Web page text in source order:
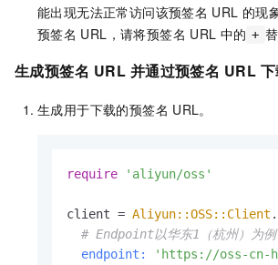
能出现无法正常访问该预签名 URL 的现
预签名 URL，请将预签名 URL 中的 +
生成预签名 URL 并通过预签名 URL
生成用于下载的预签名 URL。
require 'aliyun/oss'
client = Aliyun::OSS::Client
# Endpoint以华东1（杭州）为
endpoint:
'https://oss-cn-